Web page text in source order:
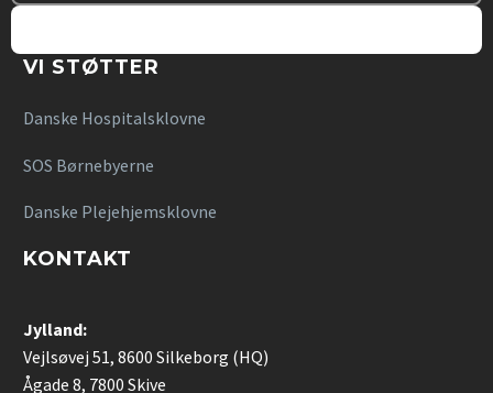
VI STØTTER
Danske Hospitalsklovne
SOS Børnebyerne
Danske Plejehjemsklovne
KONTAKT
Jylland:
Vejlsøvej 51, 8600 Silkeborg (HQ)
Ågade 8, 7800 Skive